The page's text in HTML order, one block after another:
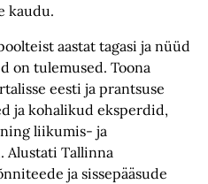
kaudu.
aastat tagasi ja nüüd
on tulemused. Toona
eesti ja prantsuse
ja kohalikud eksperdid,
liikumis- ja
Alustati Tallinna
ja sissepääsude